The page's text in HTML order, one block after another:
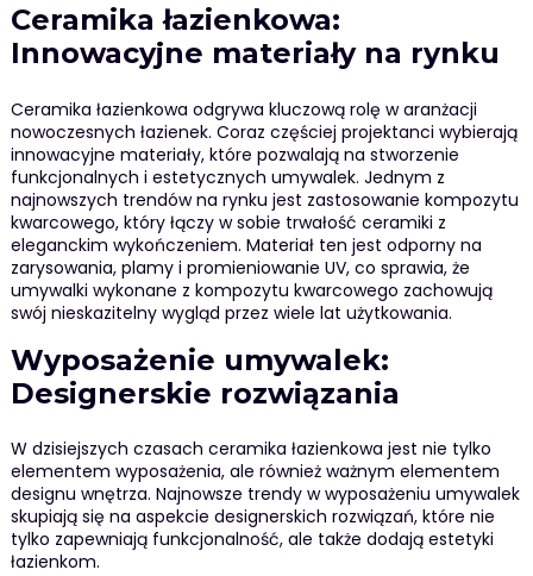
Ceramika łazienkowa:
Innowacyjne materiały na rynku
Ceramika łazienkowa odgrywa kluczową rolę w aranżacji
nowoczesnych łazienek. Coraz częściej projektanci wybierają
innowacyjne materiały, które pozwalają na stworzenie
funkcjonalnych i estetycznych umywalek. Jednym z
najnowszych trendów na rynku jest zastosowanie kompozytu
kwarcowego, który łączy w sobie trwałość ceramiki z
eleganckim wykończeniem. Materiał ten jest odporny na
zarysowania, plamy i promieniowanie UV, co sprawia, że
umywalki wykonane z kompozytu kwarcowego zachowują
swój nieskazitelny wygląd przez wiele lat użytkowania.
Wyposażenie umywalek:
Designerskie rozwiązania
W dzisiejszych czasach ceramika łazienkowa jest nie tylko
elementem wyposażenia, ale również ważnym elementem
designu wnętrza. Najnowsze trendy w wyposażeniu umywalek
skupiają się na aspekcie designerskich rozwiązań, które nie
tylko zapewniają funkcjonalność, ale także dodają estetyki
łazienkom.